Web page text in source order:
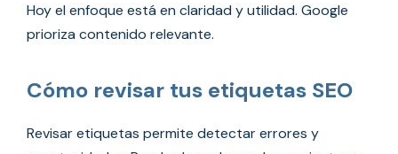
Hoy el enfoque está en claridad y utilidad. Google
prioriza contenido relevante.
Cómo revisar tus etiquetas SEO
Revisar etiquetas permite detectar errores y